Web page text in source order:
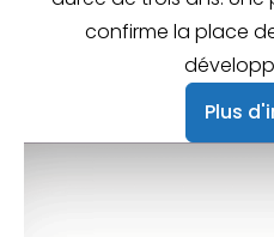
confirme la place
Plus